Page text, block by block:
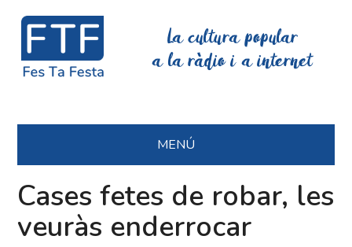
La cultura popular
a la ràdio i a internet
MENÚ
Cases fetes de robar, les
veuràs enderrocar